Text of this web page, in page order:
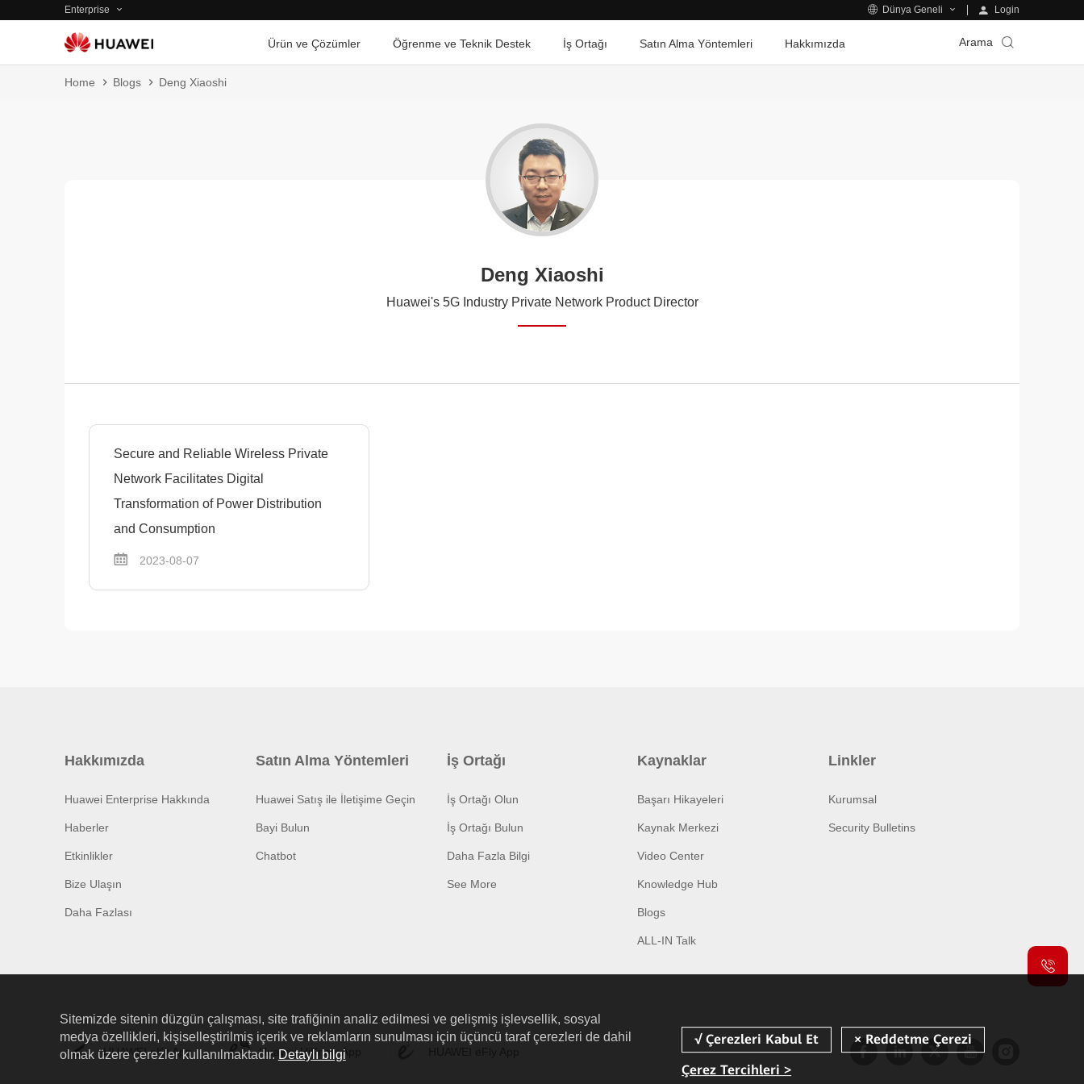
Enterprise Dünya Geneli Login
Ürün ve Çözümler Öğrenme ve Teknik Destek İş Ortağı Satın Alma Yöntemleri Hakkımızda Arama
Home Blogs Deng Xiaoshi
Deng Xiaoshi
Huawei's 5G Industry Private Network Product Director
Secure and Reliable Wireless Private
Network Facilitates Digital
Transformation of Power Distribution
and Consumption
2023-08-07
Hakkımızda
Huawei Enterprise Hakkında
Haberler
Etkinlikler
Bize Ulaşın
Daha Fazlası
Satın Alma Yöntemleri
Huawei Satış ile İletişime Geçin
Bayi Bulun
Chatbot
İş Ortağı
İş Ortağı Olun
İş Ortağı Bulun
Daha Fazla Bilgi
See More
Kaynaklar
Başarı Hikayeleri
Kaynak Merkezi
Video Center
Knowledge Hub
Blogs
ALL-IN Talk
Linkler
Kurumsal
Security Bulletins
HUAWEI eKit App Huawei HiKnow App
Sitemizde sitenin düzgün çalışması, site trafiğinin analiz edilmesi ve gelişmiş işlevsellik, sosyal
medya özellikleri, kişiselleştirilmiş içerik ve reklamların sunulması için üçüncü taraf çerezleri de dahil
olmak üzere çerezler kullanılmaktadır. Detaylı bilgi
Çerez Tercihleri >